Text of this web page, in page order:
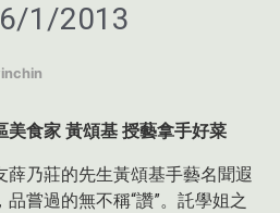
1/2013
美食家 黃頌基 授藝拿手好菜
薛乃莊的先生黃頌基手藝名聞遐
品嘗過的無不稱“讚”。託學姐之